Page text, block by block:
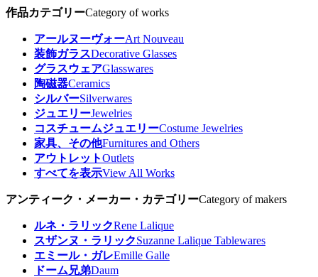
作品カテゴリーCategory of works
アールヌーヴォーArt Nouveau
装飾ガラスDecorative Glasses
グラスウェアGlasswares
陶磁器Ceramics
シルバーSilverwares
ジュエリーJewelries
コスチュームジュエリーCostume Jewelries
家具、その他Furnitures and Others
アウトレットOutlets
すべてを表示View All Works
アンティーク・メーカー・カテゴリーCategory of makers
ルネ・ラリックRene Lalique
スザンヌ・ラリックSuzanne Lalique Tablewares
エミール・ガレEmille Galle
ドーム兄弟Daum